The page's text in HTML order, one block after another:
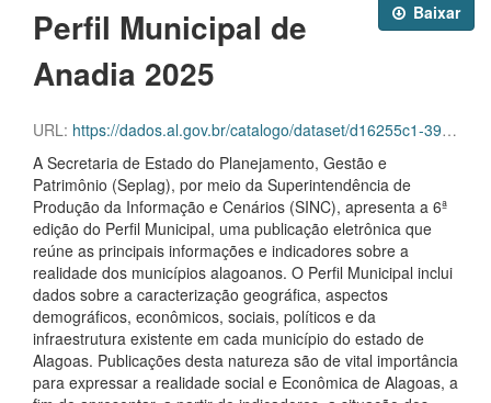
Baixar
Perfil Municipal de
Anadia 2025
URL: https://dados.al.gov.br/catalogo/dataset/d16255c1-39f6-42aa-92c8-eca419432ebf/resource/a338f3e3-c34b-49b9-9a50-71c57aa289de/download/anadia.pdf
A Secretaria de Estado do Planejamento, Gestão e
Patrimônio (Seplag), por meio da Superintendência de
Produção da Informação e Cenários (SINC), apresenta a 6ª
edição do Perfil Municipal, uma publicação eletrônica que
reúne as principais informações e indicadores sobre a
realidade dos municípios alagoanos. O Perfil Municipal inclui
dados sobre a caracterização geográfica, aspectos
demográficos, econômicos, sociais, políticos e da
infraestrutura existente em cada município do estado de
Alagoas. Publicações desta natureza são de vital importância
para expressar a realidade social e Econômica de Alagoas, a